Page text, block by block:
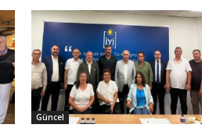
Güncel